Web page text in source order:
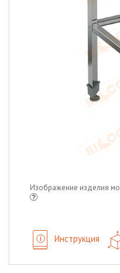
Изображение изделия
Инструкция